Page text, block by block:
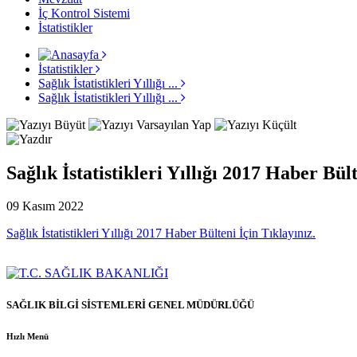
İç Kontrol Sistemi
İstatistikler
İstatistikler
Sağlık İstatistikleri Yıllığı ...
Sağlık İstatistikleri Yıllığı ...
Sağlık İstatistikleri Yıllığı 2017 Haber
09 Kasım 2022
Sağlık İstatistikleri Yıllığı 2017 Haber Bülteni İçin Tıklayınız.
SAĞLIK BİLGİ SİSTEMLERİ GENEL MÜDÜRLÜĞÜ
Hızlı Menü